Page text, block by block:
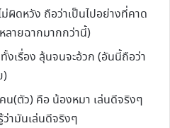
ผิดหวัง ถือว่าเป็นไปอย่างที่คาด
ลายฉากมากกว่านี้)
งเรื่อง ลุ้นจนจะอ้วก (อันนี้ถือว่า
)
(ตัว) คือ น้องหมา เล่นดีจริงๆ
ว่ามันเล่นดีจริงๆ